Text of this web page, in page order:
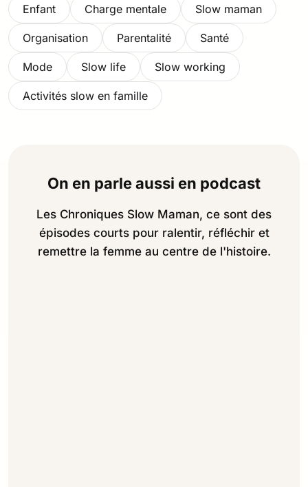
Enfant Charge mentale Slow maman
Organisation Parentalité Santé
Mode Slow life Slow working
Activités slow en famille
On en parle aussi en podcast
Les Chroniques Slow Maman, ce sont des
épisodes courts pour ralentir, réfléchir et
remettre la femme au centre de l'histoire.